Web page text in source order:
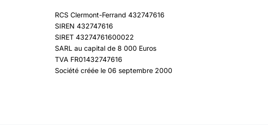
RCS Clermont-Ferrand 432747616
SIREN 432747616
SIRET 43274761600022
SARL au capital de 8 000 Euros
TVA FR01432747616
Société créée le 06 septembre 2000